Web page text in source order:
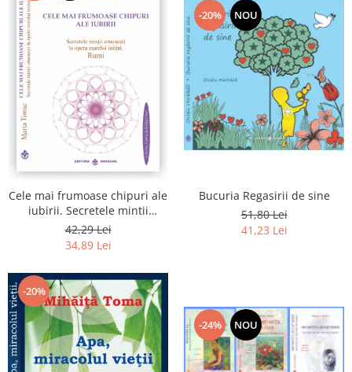
Cele mai frumoase chipuri ale
iubirii. Secretele mintii
omenesti in opera marelui
initiat, Rumi
42,29 Lei
34,89 Lei
-20% NOU
Bucuria Regasirii de sine
51,80 Lei
41,23 Lei
-20%
-24% NOU